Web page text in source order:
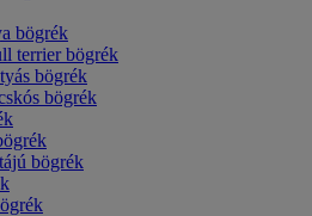
bögrék
terrier bögrék
bögrék
bögrék
bögrék